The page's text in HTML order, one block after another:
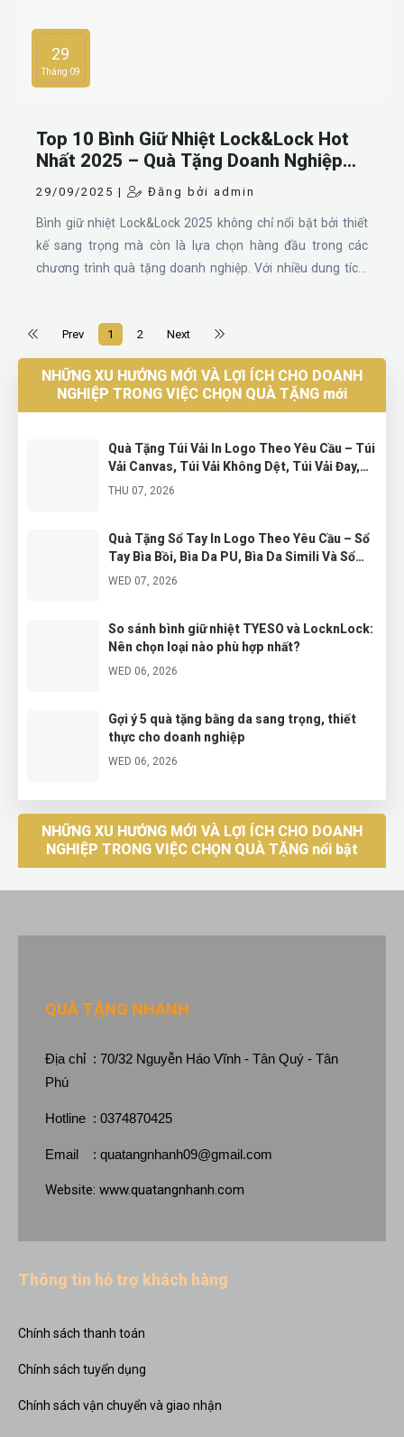
29
Tháng 09
Top 10 Bình Giữ Nhiệt Lock&Lock Hot
Nhất 2025 – Quà Tặng Doanh Nghiệp
Cao Cấp
29/09/2025 | Đăng bởi admin
Bình giữ nhiệt Lock&Lock 2025 không chỉ nổi bật bởi thiết
kế sang trọng mà còn là lựa chọn hàng đầu trong các
chương trình quà tặng doanh nghiệp. Với nhiều dung tích,
nhân viên. Cùng khám phá 10 mẫu bình giữ nhiệt
Lock&Lock hot nhất năm nay.
Prev 1 2 Next
NHỮNG XU HƯỚNG MỚI VÀ LỢI ÍCH CHO DOANH
NGHIỆP TRONG VIỆC CHỌN QUÀ TẶNG mới
Quà Tặng Túi Vải In Logo Theo Yêu Cầu – Túi
Vải Canvas, Túi Vải Không Dệt, Túi Vải Đay,
Túi Vải Dù, Túi Vải Lưới Và Túi Vải Bố Hàn
THU 07, 2026
Quà Tặng Sổ Tay In Logo Theo Yêu Cầu – Sổ
Tay Bìa Bồi, Bìa Da PU, Bìa Da Simili Và Sổ
Tay Cáp Sạc Cao Cấp
WED 07, 2026
So sánh bình giữ nhiệt TYESO và LocknLock:
Nên chọn loại nào phù hợp nhất?
WED 06, 2026
Gợi ý 5 quà tặng bằng da sang trọng, thiết
thực cho doanh nghiệp
WED 06, 2026
xe sang ưa chuộng
WED 06, 2026
NHỮNG XU HƯỚNG MỚI VÀ LỢI ÍCH CHO DOANH
NGHIỆP TRONG VIỆC CHỌN QUÀ TẶNG nổi bật
QUÀ TẶNG NHANH
Địa chỉ : 70/32 Nguyễn Háo Vĩnh - Tân Quý - Tân
Phú
Hotline : 0374870425
Email : quatangnhanh09@gmail.com
Website: www.quatangnhanh.com
Thông tin hỗ trợ khách hàng
Chính sách thanh toán
Chính sách tuyển dụng
Chính sách vận chuyển và giao nhận